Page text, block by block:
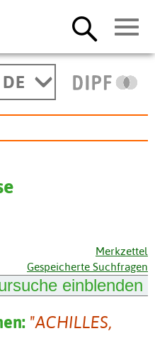
DE
Merkzettel
Gespeicherte Suchfragen
einblenden
"ACHILLES,